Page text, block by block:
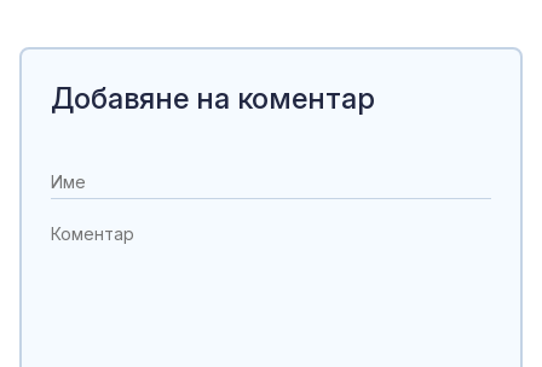
Добавяне на коментар